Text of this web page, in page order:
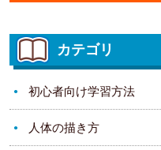
カテゴリ
初心者向け学習方法
人体の描き方